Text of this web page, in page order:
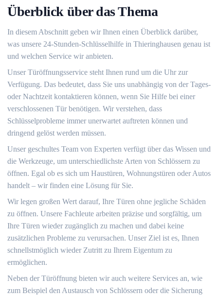
Überblick über das Thema
In diesem Abschnitt geben wir Ihnen einen Überblick darüber,
was unsere 24-Stunden-Schlüsselhilfe in Thieringhausen genau ist
und welchen Service wir anbieten.
Unser Türöffnungsservice steht Ihnen rund um die Uhr zur
Verfügung.​ Das bedeutet, dass Sie uns unabhängig von der Tages-
oder Nachtzeit kontaktieren können, wenn Sie Hilfe bei einer
verschlossenen Tür benötigen.​ Wir verstehen, dass
Schlüsselprobleme immer unerwartet auftreten können und
dringend gelöst werden müssen.​
Unser geschultes Team von Experten verfügt über das Wissen und
die Werkzeuge, um unterschiedlichste Arten von Schlössern zu
öffnen. Egal ob es sich um Haustüren, Wohnungstüren oder Autos
handelt ‒ wir finden eine Lösung für Sie.​
Wir legen großen Wert darauf, Ihre Türen ohne jegliche Schäden
zu öffnen.​ Unsere Fachleute arbeiten präzise und sorgfältig, um
Ihre Türen wieder zugänglich zu machen und dabei keine
zusätzlichen Probleme zu verursachen.​ Unser Ziel ist es, Ihnen
schnellstmöglich wieder Zutritt zu Ihrem Eigentum zu
ermöglichen.​
Neben der Türöffnung bieten wir auch weitere Services an, wie
zum Beispiel den Austausch von Schlössern oder die Sicherung